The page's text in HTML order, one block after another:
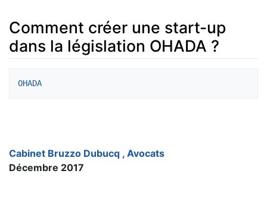
Comment créer une start-up
dans la législation OHADA ?
OHADA
Cabinet Bruzzo Dubucq , Avocats
Décembre 2017